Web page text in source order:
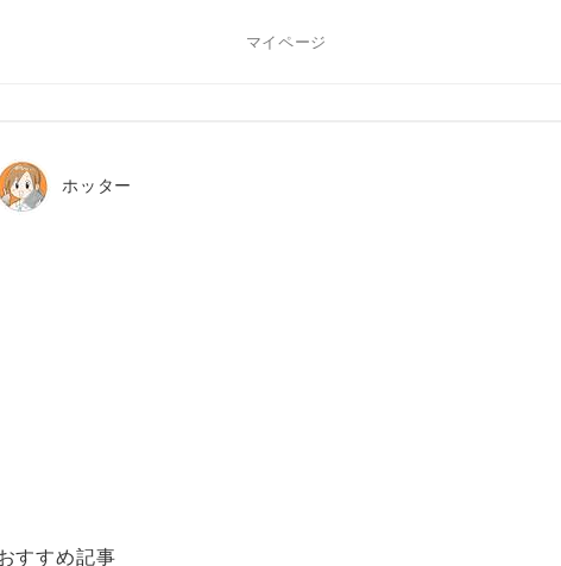
マイページ
ホッター
すすめ記事